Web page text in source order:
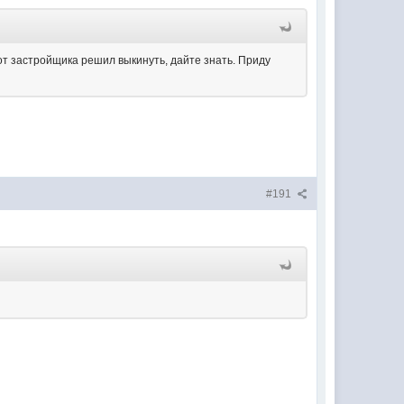
застройщика решил выкинуть, дайте знать. Приду
#191